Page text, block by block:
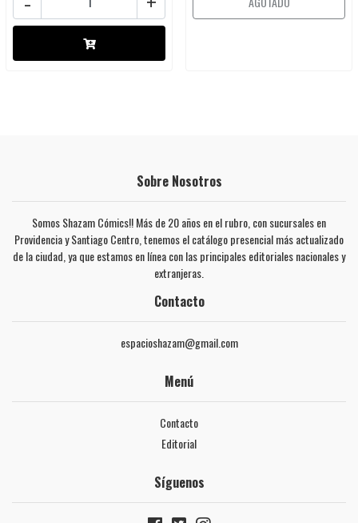
Sobre Nosotros
Somos Shazam Cómics!! Más de 20 años en el rubro, con sucursales en
Providencia y Santiago Centro, tenemos el catálogo presencial más actualizado
de la ciudad, ya que estamos en línea con las principales editoriales nacionales y
extranjeras.
Contacto
espacioshazam@gmail.com
Menú
Contacto
Editorial
Síguenos